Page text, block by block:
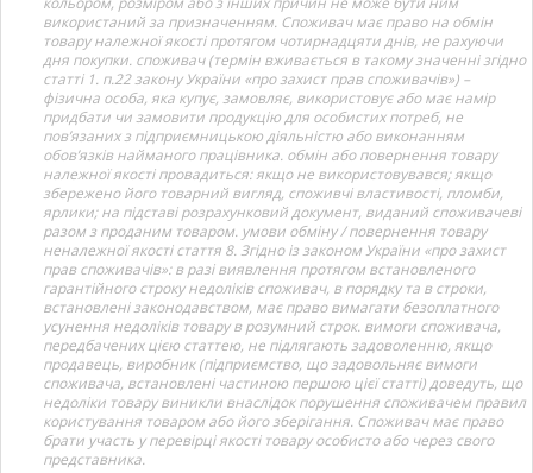
використаний за призначенням. Споживач має право на обмін
товару належної якості протягом чотирнадцяти днів, не рахуючи
дня покупки. споживач (термін вживається в такому значенні згідно
статті 1. п.22 закону України «про захист прав споживачів») –
фізична особа, яка купує, замовляє, використовує або має намір
придбати чи замовити продукцію для особистих потреб, не
пов’язаних з підприємницькою діяльністю або виконанням
обов’язків найманого працівника. обмін або повернення товару
належної якості провадиться: якщо не використовувався; якщо
збережено його товарний вигляд, споживчі властивості, пломби,
ярлики; на підставі розрахунковий документ, виданий споживачеві
разом з проданим товаром. умови обміну / повернення товару
неналежної якості стаття 8. Згідно із законом України «про захист
прав споживачів»: в разі виявлення протягом встановленого
гарантійного строку недоліків споживач, в порядку та в строки,
встановлені законодавством, має право вимагати безоплатного
усунення недоліків товару в розумний строк. вимоги споживача,
передбачених цією статтею, не підлягають задоволенню, якщо
продавець, виробник (підприємство, що задовольняє вимоги
споживача, встановлені частиною першою цієї статті) доведуть, що
недоліки товару виникли внаслідок порушення споживачем правил
користування товаром або його зберігання. Споживач має право
брати участь у перевірці якості товару особисто або через свого
представника.